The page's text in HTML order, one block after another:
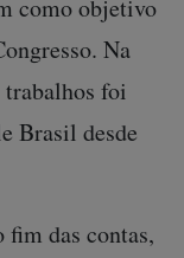
como objetivo
Na
trabalhos foi
Brasil desde
fim das contas,